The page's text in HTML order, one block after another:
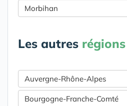
Morbihan
Les autres régions
Auvergne-Rhône-Alpes
Bourgogne-Franche-Comté